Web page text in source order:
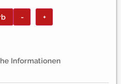
- +
Informationen